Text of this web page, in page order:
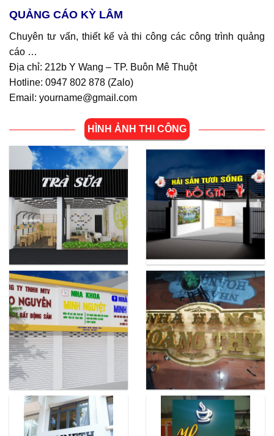
QUẢNG CÁO KỲ LÂM
Chuyên tư vấn, thiết kế và thi công các công trình quảng
cáo …
Địa chỉ: 212b Y Wang – TP. Buôn Mê Thuột
Hotline: 0947 802 878 (Zalo)
Email: yourname@gmail.com
HÌNH ẢNH THI CÔNG